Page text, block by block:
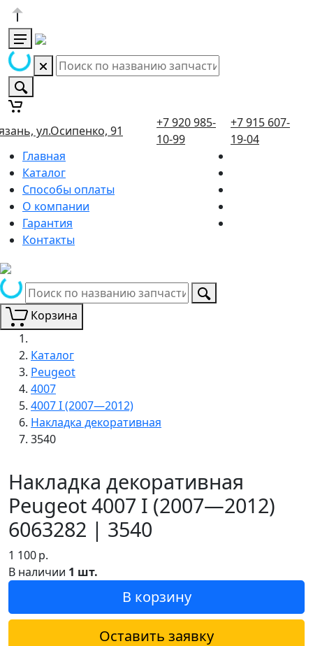
ул.Осипенко, 91
+7 920 985-
10-99
+7 915 607-
19-04
Главная
Каталог
Способы оплаты
О компании
Гарантия
Контакты
Корзина
Каталог
Peugeot
4007
4007 I (2007—2012)
Накладка декоративная
3540
Накладка декоративная
Peugeot 4007 I (2007—2012)
6063282 | 3540
1 100р.
В наличии 1 шт.
В корзину
Оставить заявку